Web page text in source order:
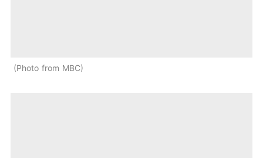
Photo from MBC